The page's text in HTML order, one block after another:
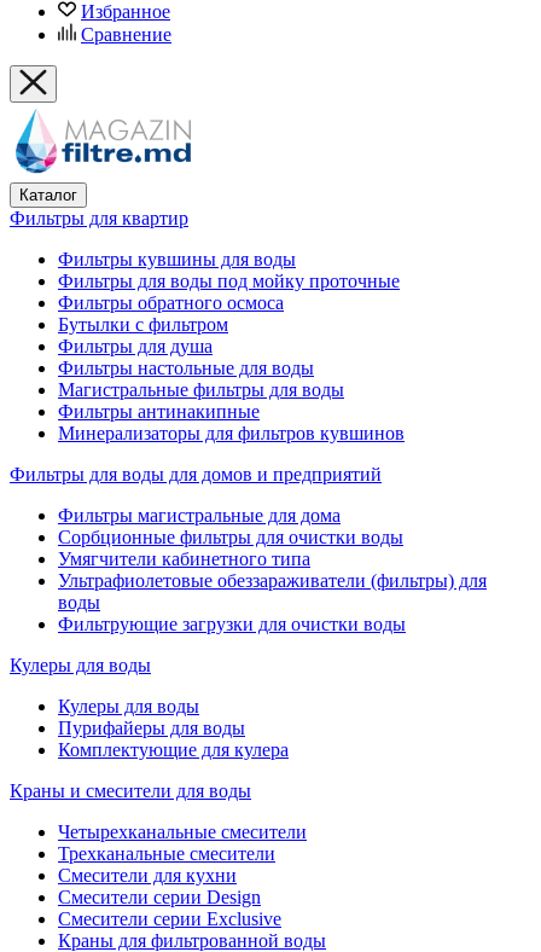
Избранное
Сравнение
Каталог
Фильтры для квартир
Фильтры кувшины для воды
Фильтры для воды под мойку проточные
Фильтры обратного осмоса
Бутылки с фильтром
Фильтры для душа
Фильтры настольные для воды
Магистральные фильтры для воды
Фильтры антинакипные
Минерализаторы для фильтров кувшинов
Фильтры для воды для домов и предприятий
Фильтры магистральные для дома
Сорбционные фильтры для очистки воды
Умягчители кабинетного типа
Ультрафиолетовые обеззараживатели (фильтры) для
воды
Фильтрующие загрузки для очистки воды
Кулеры для воды
Кулеры для воды
Пурифайеры для воды
Комплектующие для кулера
Краны и смесители для воды
Четырехканальные смесители
Трехканальные смесители
Смесители для кухни
Смесители серии Design
Смесители серии Exclusive
Краны для фильтрованной воды